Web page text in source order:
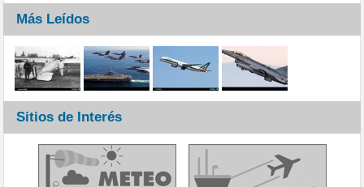
Más Leídos
Sitios de Interés